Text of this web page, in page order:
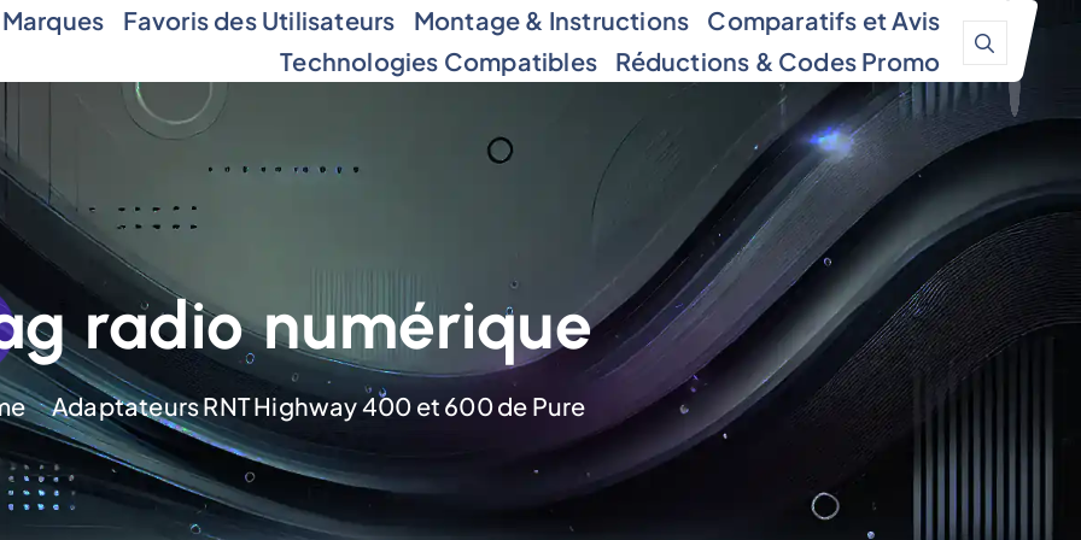
Favoris des Utilisateurs Montage & Instructions
Comparatifs et Avis
Technologies Compatibles
Réductions & Codes Promo
radio numérique
Adaptateurs RNT Highway 400 et 600 de Pure